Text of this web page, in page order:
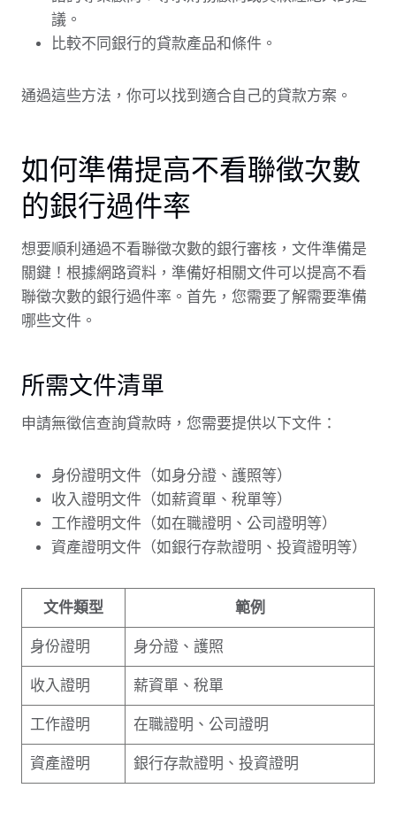
議。
比較不同銀行的貸款產品和條件。
通過這些方法，你可以找到適合自己的貸款方案。
如何準備提高不看聯徵次數
的銀行過件率
想要順利通過不看聯徵次數的銀行審核，文件準備是
關鍵！根據網路資料，準備好相關文件可以提高不看
聯徵次數的銀行過件率。首先，您需要了解需要準備
哪些文件。
所需文件清單
申請無徵信查詢貸款時，您需要提供以下文件：
身份證明文件（如身分證、護照等）
收入證明文件（如薪資單、稅單等）
工作證明文件（如在職證明、公司證明等）
資產證明文件（如銀行存款證明、投資證明等）
文件類型 範例
身份證明 身分證、護照
收入證明 薪資單、稅單
工作證明 在職證明、公司證明
資產證明 銀行存款證明、投資證明